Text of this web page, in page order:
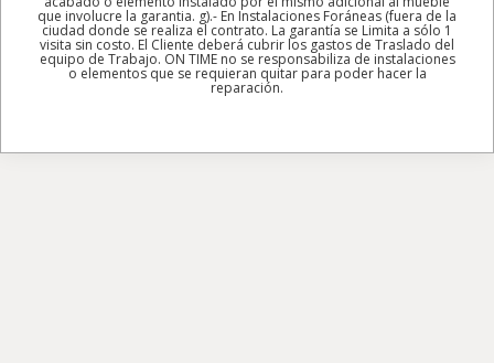
que involucre la garantia. g).- En Instalaciones Foráneas (fuera de la
ciudad donde se realiza el contrato. La garantía se Limita a sólo 1
visita sin costo. El Cliente deberá cubrir los gastos de Traslado del
equipo de Trabajo. ON TIME no se responsabiliza de instalaciones
o elementos que se requieran quitar para poder hacer la
reparación.